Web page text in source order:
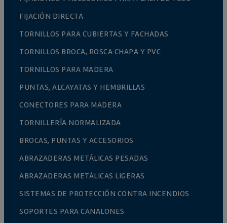
FIJACIÓN DIRECTA
TORNILLOS PARA CUBIERTAS Y FACHADAS
TORNILLOS BROCA, ROSCA CHAPA Y PVC
TORNILLOS PARA MADERA
PUNTAS, ALCAYATAS Y HEMBRILLAS
CONECTORES PARA MADERA
TORNILLERÍA NORMALIZADA
BROCAS, PUNTAS Y ACCESORIOS
ABRAZADERAS METÁLICAS PESADAS
ABRAZADERAS METÁLICAS LIGERAS
SISTEMAS DE PROTECCIÓN CONTRA INCENDIOS
SOPORTES PARA CANALONES